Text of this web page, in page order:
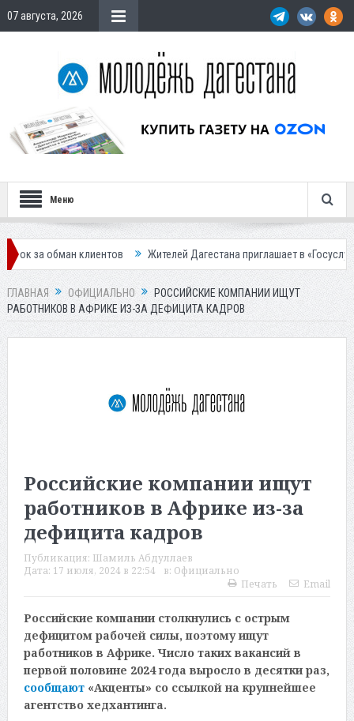
07 августа, 2026
Меню
клиентов Жителей Дагестана приглашает в «Госуслуги Дом»
ГЛАВНАЯ ОФИЦИАЛЬНО
РОССИЙСКИЕ КОМПАНИИ ИЩУТ
РАБОТНИКОВ В АФРИКЕ ИЗ-ЗА ДЕФИЦИТА КАДРОВ
Российские компании ищут
работников в Африке из-за
дефицита кадров
Публикация: Шамиль Абдуллаев
Дата: 17 июля, 2024 в 22:54 в: Официально
Печать
Email
Российские компании столкнулись с острым
дефицитом рабочей силы, поэтому ищут
работников в Африке. Число таких вакансий в
первой половине 2024 года выросло в десятки раз,
сообщают«Акценты» со ссылкой на крупнейшее
агентство хедхантинга.